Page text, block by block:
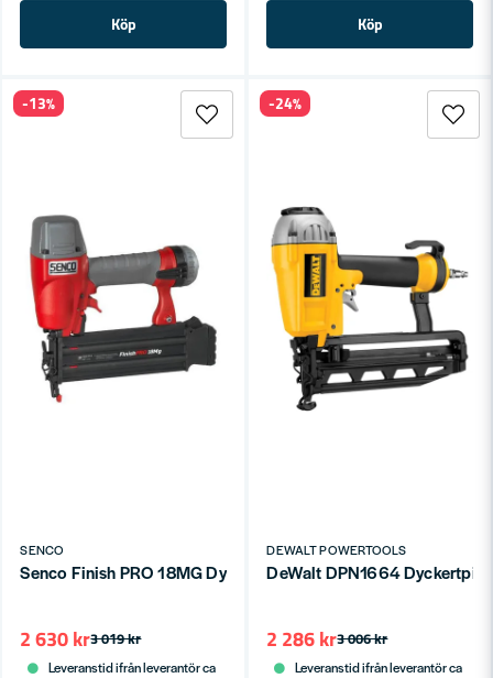
Köp Köp
SENCO
Senco Finish PRO 18MG Dyckertpistol 1,2mm 15-55mm
3 019 kr
2 630 kr
Leveranstid ifrån leverantör ca
-13%
DEWALT POWERTOOLS
DeWalt DPN1664
3 006 kr
2 286 kr
Leveranstid ifrån leverantör ca
-24%